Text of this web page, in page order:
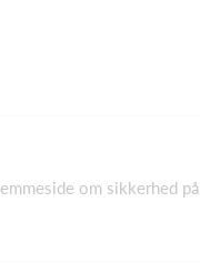
om sikkerhed